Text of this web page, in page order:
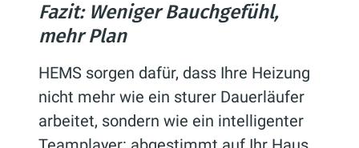
Fazit: Weniger Bauchgefühl,
mehr Plan
HEMS sorgen dafür, dass Ihre Heizung
nicht mehr wie ein sturer Dauerläufer
arbeitet, sondern wie ein intelligenter